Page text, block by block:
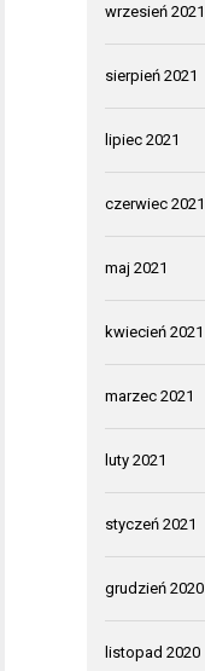
wrzesień 2021
sierpień 2021
lipiec 2021
czerwiec 2021
maj 2021
kwiecień 2021
marzec 2021
luty 2021
styczeń 2021
grudzień 2020
listopad 2020